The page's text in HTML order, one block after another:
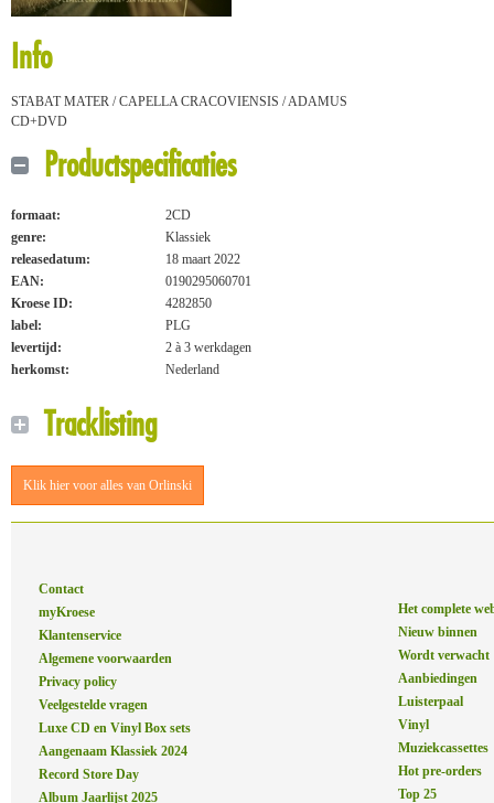
Info
STABAT MATER / CAPELLA CRACOVIENSIS / ADAMUS
CD+DVD
Productspecificaties
formaat:
2CD
genre:
Klassiek
releasedatum:
18 maart 2022
EAN:
0190295060701
Kroese ID:
4282850
label:
PLG
levertijd:
2 à 3 werkdagen
herkomst:
Nederland
Tracklisting
Klik hier voor alles van Orlinski
Contact
myKroese
Klantenservice
Algemene voorwaarden
Privacy policy
Veelgestelde vragen
Luxe CD en Vinyl Box sets
Aangenaam Klassiek 2024
Record Store Day
Album Jaarlijst 2025
Het complete
Nieuw binnen
Wordt verwacht
Aanbiedingen
Luisterpaal
Vinyl
Muziekcassettes
Hot pre-orders
Top 25